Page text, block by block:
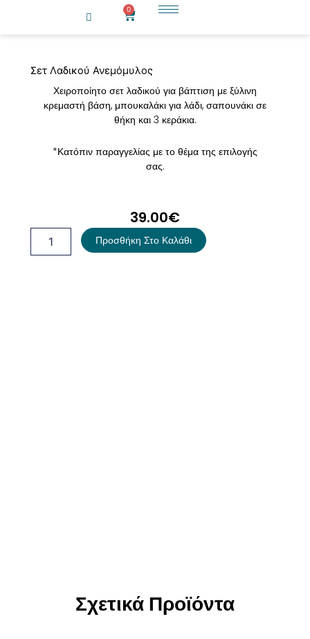
0
Cart
Σετ Λαδικού Ανεμόμυλος
Χειροποίητο σετ λαδικού για βάπτιση με ξύλινη
κρεμαστή βάση, μπουκαλάκι για λάδι, σαπουνάκι σε
θήκη και 3 κεράκια.
*Κατόπιν παραγγελίας με το θέμα της επιλογής
σας.
39.00€
Λαδικού
Προσθήκη Στο Καλάθι
Σχετικά Προϊόντα